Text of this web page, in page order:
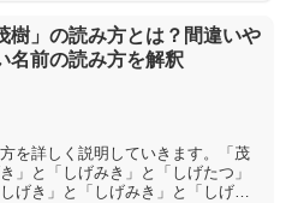
樹」の読み方とは？間違いや
名前の読み方を解釈
を詳しく説明していきます。「茂
」と「しげみき」と「しげたつ」
げき」と「しげみき」と「しげた